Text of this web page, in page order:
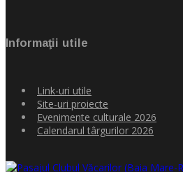
Informaţii utile
Link-uri utile
Site-uri proiecte
Evenimente culturale 2026
Calendarul târgurilor 2026